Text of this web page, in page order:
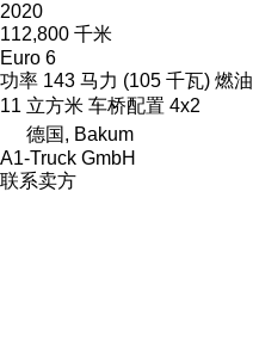
2020
112,800 千米
Euro 6
功率 143 马力 (105 千瓦) 燃油
11 立方米 车桥配置 4x2
德国, Bakum
A1-Truck GmbH
联系卖方